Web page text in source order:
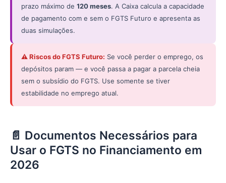
prazo máximo de 120 meses. A Caixa calcula a capacidade
de pagamento com e sem o FGTS Futuro e apresenta as
duas simulações.
⚠️ Riscos do FGTS Futuro: Se você perder o emprego, os
depósitos param — e você passa a pagar a parcela cheia
sem o subsídio do FGTS. Use somente se tiver
estabilidade no emprego atual.
📄 Documentos Necessários para
Usar o FGTS no Financiamento em
2026